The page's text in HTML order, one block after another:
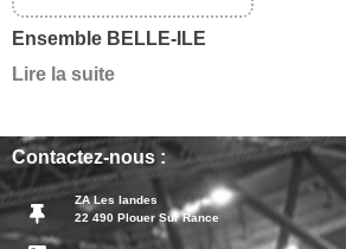
Ensemble BELLE-ILE
Lire la suite
Contactez-nous :
ZA Les landes
22 490 Plouer Sur Rance